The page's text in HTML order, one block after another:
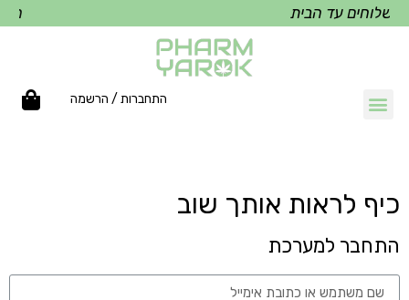
משלוחים עד הבית
התחברות / הרשמה
כיף לראות אותך שוב
התחבר למערכת